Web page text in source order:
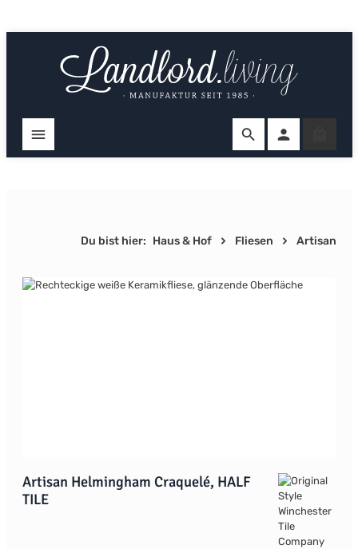
Du bist hier: Haus & Hof Fliesen Artisan
Bildergalerie überspringen
Artisan Helmingham Craquelé, HALF
TILE